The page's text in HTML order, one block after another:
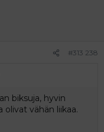
#313 238
biksuja, hyvin
vähän liikaa.